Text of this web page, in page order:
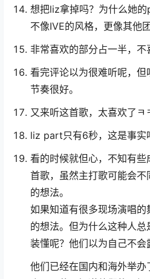
想把liz拿掉吗？为什么她
不像IVE的风格，更像其他
非常喜欢的部分占一半，不
看完评论以为很难听呢，但
节奏很好。
又来听这首歌，太喜欢了ㅋ
liz part只有6秒，这是事实
看的时候就但心，不知有
首歌，虽然主打歌可能会
的想法。
如果知道有很多现场演唱
的想法。但为什么这种人
装懂呢？他们以为自己不会
他们已经在国内和海外举